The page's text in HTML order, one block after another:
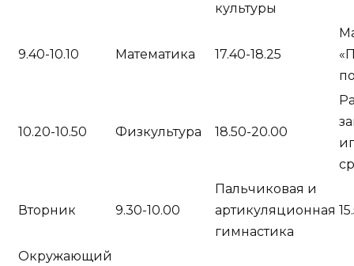
культуры
9.40-10.10 Математика 17.40-18.25
10.20-10.50 Физкультура 18.50-20.00
Вторник 9.30-10.00
Пальчиковая и
артикуляционная
гимнастика
Окружающий